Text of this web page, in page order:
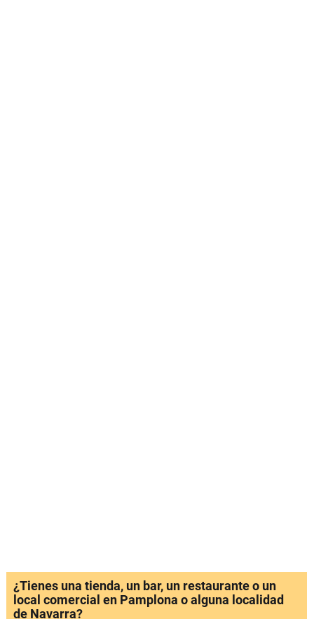
¿Tienes una tienda, un bar, un restaurante o un
local comercial en Pamplona o alguna localidad
de Navarra?